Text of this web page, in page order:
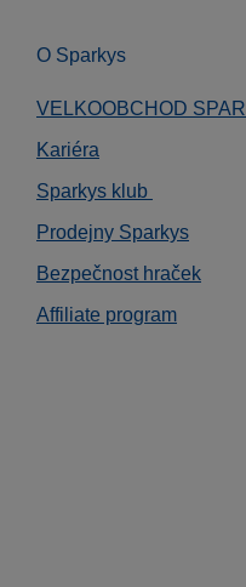
O Sparkys
VELKOOBCHOD
Kariéra
Sparkys klub
Prodejny Sparkys
Bezpečnost hraček
Affiliate program